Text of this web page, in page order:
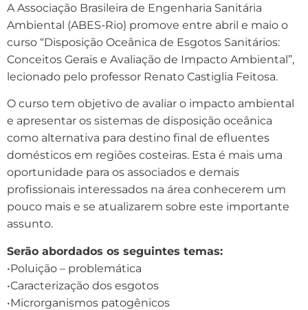
A Associação Brasileira de Engenharia Sanitária
Ambiental (ABES-Rio) promove entre abril e maio o
curso “Disposição Oceânica de Esgotos Sanitários:
Conceitos Gerais e Avaliação de Impacto Ambiental”,
lecionado pelo professor Renato Castiglia Feitosa.
O curso tem objetivo de avaliar o impacto ambiental
e apresentar os sistemas de disposição oceânica
como alternativa para destino final de efluentes
domésticos em regiões costeiras. Esta é mais uma
oportunidade para os associados e demais
profissionais interessados na área conhecerem um
pouco mais e se atualizarem sobre este importante
assunto.
Serão abordados os seguintes temas:
•Poluição – problemática
•Caracterização dos esgotos
•Microrganismos patogênicos